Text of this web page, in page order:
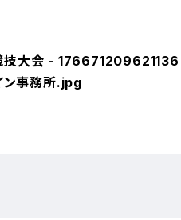
技大会 - 176671209621136
ン事務所.jpg